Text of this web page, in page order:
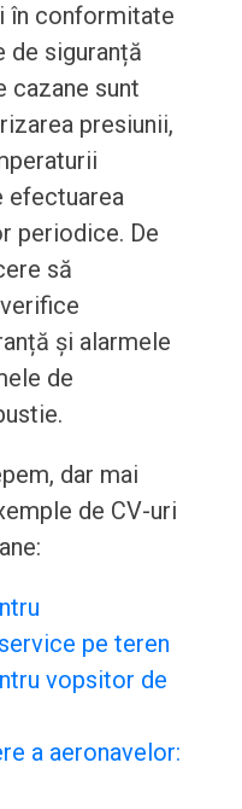
în conformitate
de siguranță
cazane sunt
presiunii,
efectuarea
periodice. De
să
și alarmele
de
dar mai
de CV-uri
pe teren
vopsitor de
a aeronavelor: